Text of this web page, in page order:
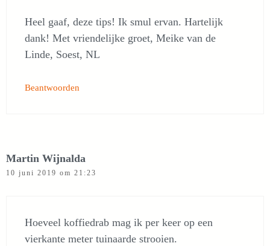
Heel gaaf, deze tips! Ik smul ervan. Hartelijk
dank! Met vriendelijke groet, Meike van de
Linde, Soest, NL
Beantwoorden
Martin Wijnalda
10 juni 2019 om 21:23
Hoeveel koffiedrab mag ik per keer op een
vierkante meter tuinaarde strooien.